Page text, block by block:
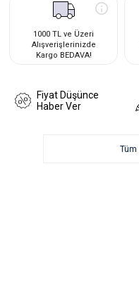
1000 TL ve Üzeri
Alışverişlerinizde
Kargo BEDAVA!
Fiyat Düşünce
Haber Ver
Tüm